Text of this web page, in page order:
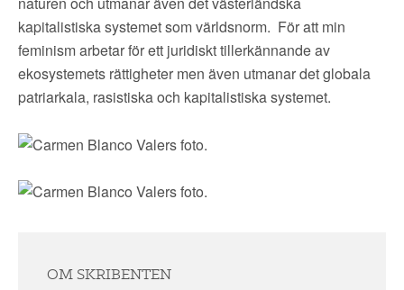
kapitalistiska systemet som världsnorm. För att min
feminism arbetar för ett juridiskt tillerkännande av
ekosystemets rättigheter men även utmanar det globala
patriarkala, rasistiska och kapitalistiska systemet.
OM SKRIBENTEN